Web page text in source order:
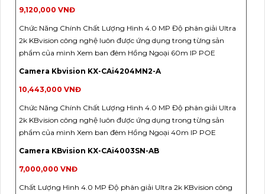
9,120,000 VNĐ
Chức Năng Chính Chất Lượng Hình 4.0 MP Độ phân giải Ultra
2k KBvision công nghệ luôn được ứng dụng trong từng sản
phẩm của mình Xem ban đêm Hồng Ngoại 60m IP POE
Camera Kbvision KX-CAi4204MN2-A
10,443,000 VNĐ
Chức Năng Chính Chất Lượng Hình 4.0 MP Độ phân giải Ultra
2k KBvision công nghệ luôn được ứng dụng trong từng sản
phẩm của mình Xem ban đêm Hồng Ngoại 40m IP POE
Camera KBvision KX-CAi4003SN-AB
7,000,000 VNĐ
Chất Lượng Hình 4.0 MP Độ phân giải Ultra 2k KBvision công